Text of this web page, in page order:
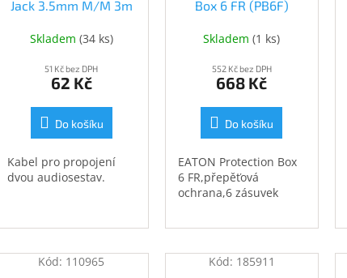
Jack 3.5mm M/M 3m
Skladem (34 ks)
51 Kč bez DPH
62 Kč
Do košíku
Kabel pro propojení
dvou audiosestav.
Box 6 FR (PB6F)
Skladem(1 ks)
552 Kč bez DPH
668 Kč
Do košíku
EATON Protection Box
6 FR,přepěťová
ochrana,6 zásuvek
Kód: 110965 Kód: 185911